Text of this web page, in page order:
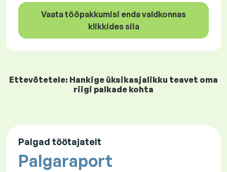
Vaata tööpakkumisi enda valdkonnas
klikkides siia
Ettevõtetele: Hankige üksikasjalikku teavet oma
riigi palkade kohta
Palgad töötajatelt
Palgaraport